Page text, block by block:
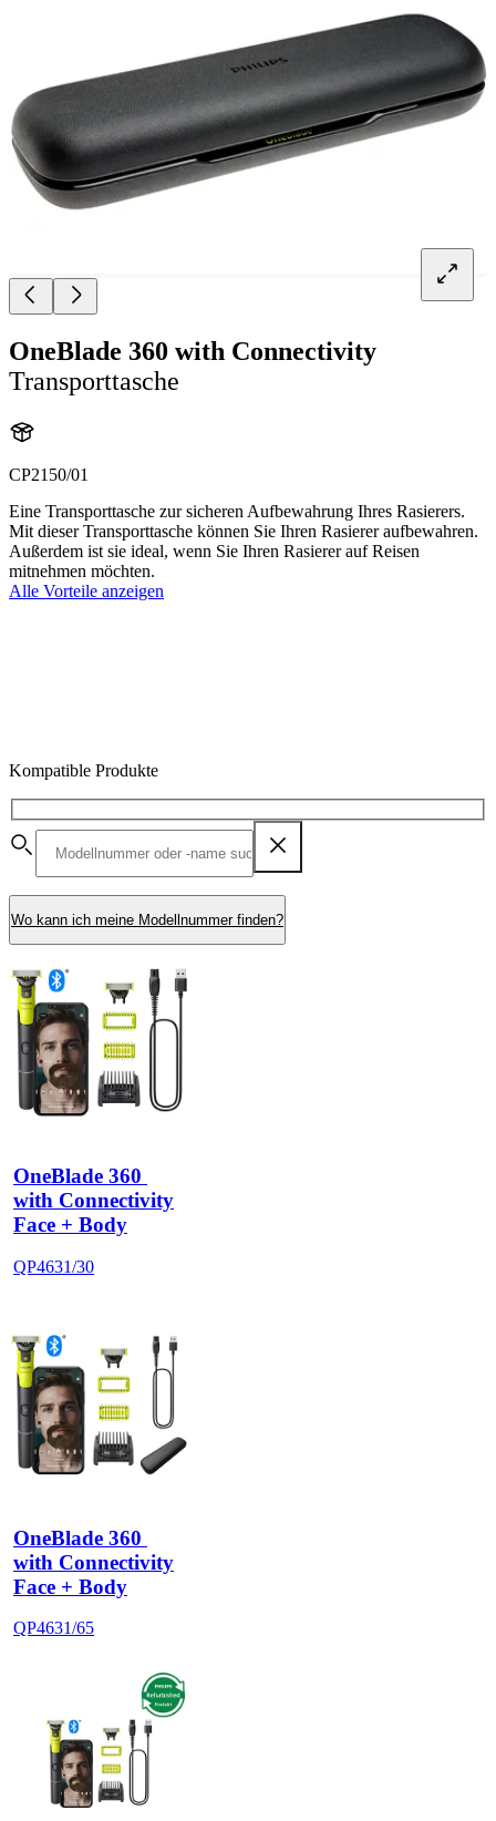
OneBlade 360 with Connectivity
Transporttasche
CP2150/01
Eine Transporttasche zur sicheren Aufbewahrung Ihres Rasierers.
Mit dieser Transporttasche können Sie Ihren Rasierer aufbewahren.
Außerdem ist sie ideal, wenn Sie Ihren Rasierer auf Reisen
mitnehmen möchten.
Alle Vorteile anzeigen
Kompatible Produkte
Wo kann ich meine Modellnummer finden?
OneBlade 360
with Connectivity
Face + Body
QP4631/30
OneBlade 360
with Connectivity
Face + Body
QP4631/65